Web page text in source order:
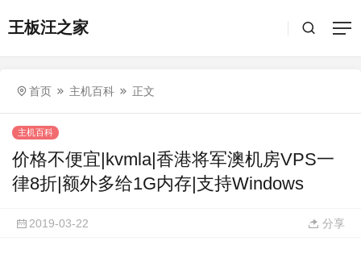
王板汪之家
首页 主机百科 正文
主机百科
价格不便宜|kvmla|香港将军澳机房VPS一
律8折|额外多给1G内存|支持Windows
2019-03-22 分享